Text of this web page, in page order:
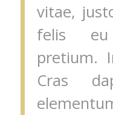
vitae,
felis
pretium.
Cras